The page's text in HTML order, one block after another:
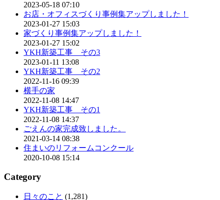
2023-05-18 07:10
お店・オフィスづくり事例集アップしました！
2023-01-27 15:03
家づくり事例集アップしました！
2023-01-27 15:02
YKH新築工事 その3
2023-01-11 13:08
YKH新築工事 その2
2022-11-16 09:39
横手の家
2022-11-08 14:47
YKH新築工事 その1
2022-11-08 14:37
ごえんの家完成致しました。
2021-03-14 08:38
住まいのリフォームコンクール
2020-10-08 15:14
Category
日々のこと (1,281)